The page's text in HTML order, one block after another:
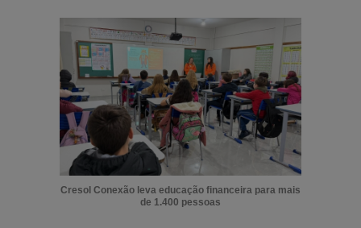
Cresol Conexão leva educação financeira para mais
de 1.400 pessoas